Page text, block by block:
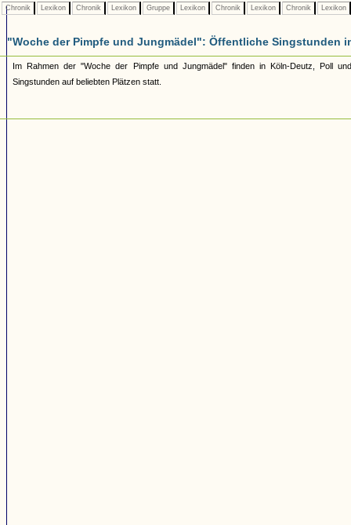
Chronik Lexikon Chronik Lexikon Gruppe Lexikon Chronik Lexikon Chronik Lexikon
"Woche der Pimpfe und Jungmädel": Öffentliche Singstunden
Im Rahmen der "Woche der Pimpfe und Jungmädel" finden in Köln-Deutz, Poll
Singstunden auf beliebten Plätzen statt.